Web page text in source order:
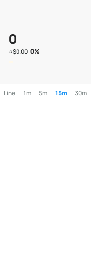
0
≈$0.00 0%
Line 1m 5m 15m 30m